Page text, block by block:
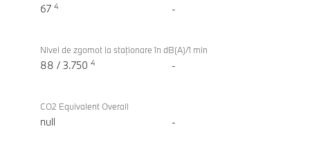
67 4 -
Nivel de zgomot la staţionare în dB(A)/1 min
88 / 3.750 4 -
CO2 Equivalent Overall
null -